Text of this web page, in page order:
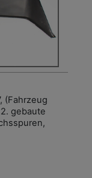
(Fahrzeug
gebaute